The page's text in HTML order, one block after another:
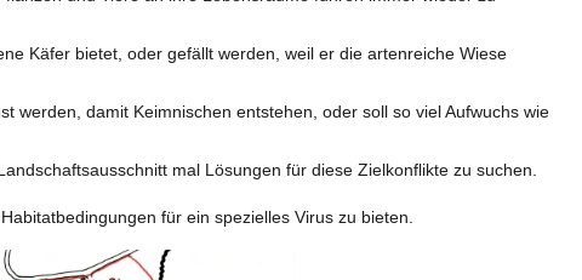
Käfer bietet, oder gefällt werden, weil er die artenreiche Wiese
werden, damit Keimnischen entstehen, oder soll so viel Aufwuchs wie
mal Lösungen für diese Zielkonflikte zu suchen.
für ein spezielles Virus zu bieten.